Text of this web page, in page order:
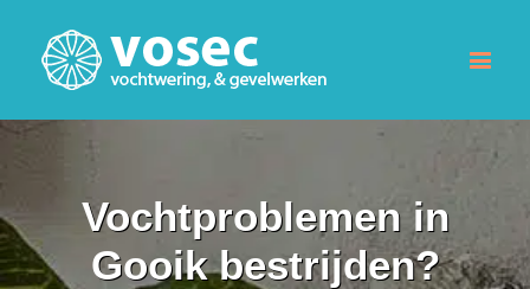
Vochtproblemen in
Gooik bestrijden?